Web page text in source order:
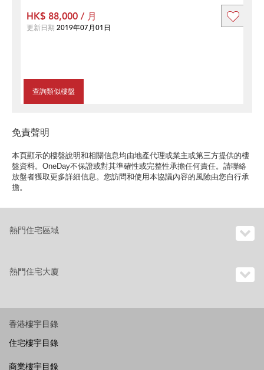
查詢類似樓盤
HK$ 88,000 / 月
更新日期 2019年07月01日
免責聲明
本頁顯示的樓盤說明和相關信息均由地產代理或業主或第三方提供的樓
盤資料。OneDay不保證或對其準確性或完整性承擔任何責任。請聯絡
放盤者獲取更多詳細信息。您訪問和使用本協議內容的風險由您自行承
擔。
熱門住宅區域
熱門住宅大廈
香港樓宇目錄
住宅樓宇目錄
商業樓宇目錄